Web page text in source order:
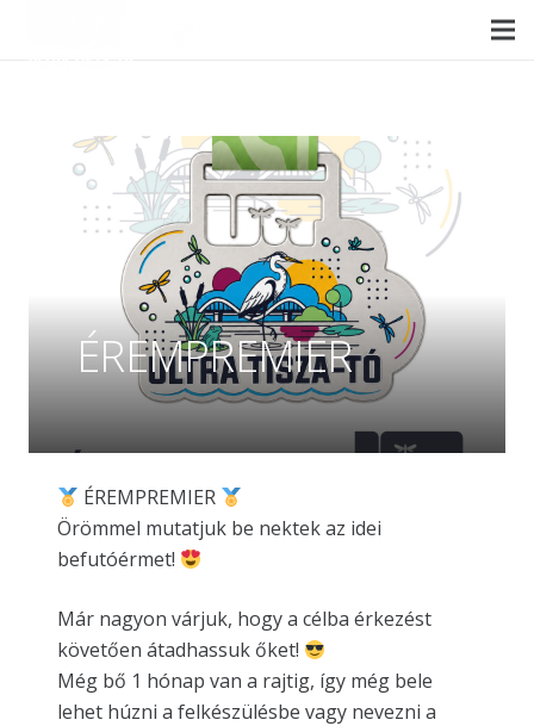
ÉREMPREMIER
ÉREMPREMIER
Örömmel mutatjuk be nektek az idei
befutóérmet!
Már nagyon várjuk, hogy a célba érkezést
követően átadhassuk őket!
Még bő 1 hónap van a rajtig, így még bele
lehet húzni a felkészülésbe vagy nevezni a